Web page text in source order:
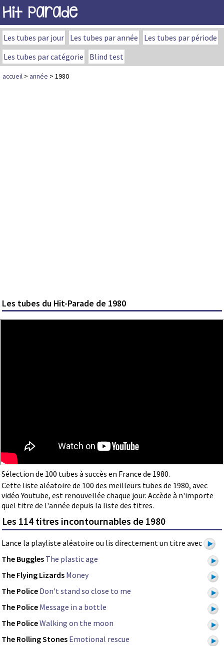
Hit Parade
Les tubes par jour Les tubes par année
Les tubes par période
Les tubes par catégorie
Blind test
accueil > année > 1980
Les tubes du Hit-Parade de 1980
Sélection de 100 tubes à succès en France de 1980.
Cette liste aléatoire de 100 des meilleurs tubes de 1980, avec
vidéo Youtube, est renouvellée chaque jour. Accède à n'importe
quel titre de l'année depuis la liste des titres.
Les 114 titres incontournables de 1980
Lance la playliste aléatoire ou lis directement un titre avec
The Buggles The plastic age
The Flying Lizards Money
The Police Don't stand so close to me
The Police Message in a bottle
The PoliceWalking on the moon
The Rolling Stones Emotional rescue